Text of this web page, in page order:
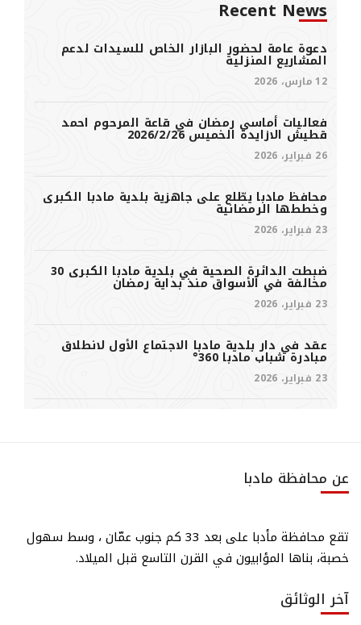
Recent News
دعوة عامة لحضور البازار الخاص للسيدات لدعم
المشاريع المنزلية
12 مارس، 2026
فعاليات أماسي رمضان في قاعة المرحوم احمد
قطيش الازايدة الخميس 2026/2/26
26 فبراير، 2026
محافظ مادبا يطّلع على جاهزية بلدية مادبا الكبرى
وخططها الرمضانية
23 فبراير، 2026
ضبطت الدائرة الصحية في بلدية مادبا الكبرى 30
مخالفة في الأسواق منذ بداية رمضان
23 فبراير، 2026
عقد في دار بلدية مادبا الاجتماع الأول لانطلاق
مبادرة شباب مادبا 360°
23 فبراير، 2026
عن محافظة مادبا
تقع محافظة مأدبا على بعد 33 كم جنوب عمّان ، وسط سهول
خصبة، بناها المؤابيون في القرن التاسع قبل الميلاد.
آخر الوثائق